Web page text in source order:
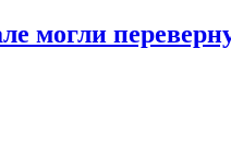
могли